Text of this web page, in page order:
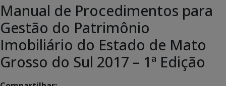
Manual de Procedimentos para
Gestão do Patrimônio
Imobiliário do Estado de Mato
Grosso do Sul 2017 – 1ª Edição